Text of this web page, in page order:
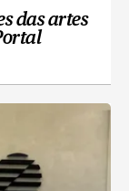
das artes